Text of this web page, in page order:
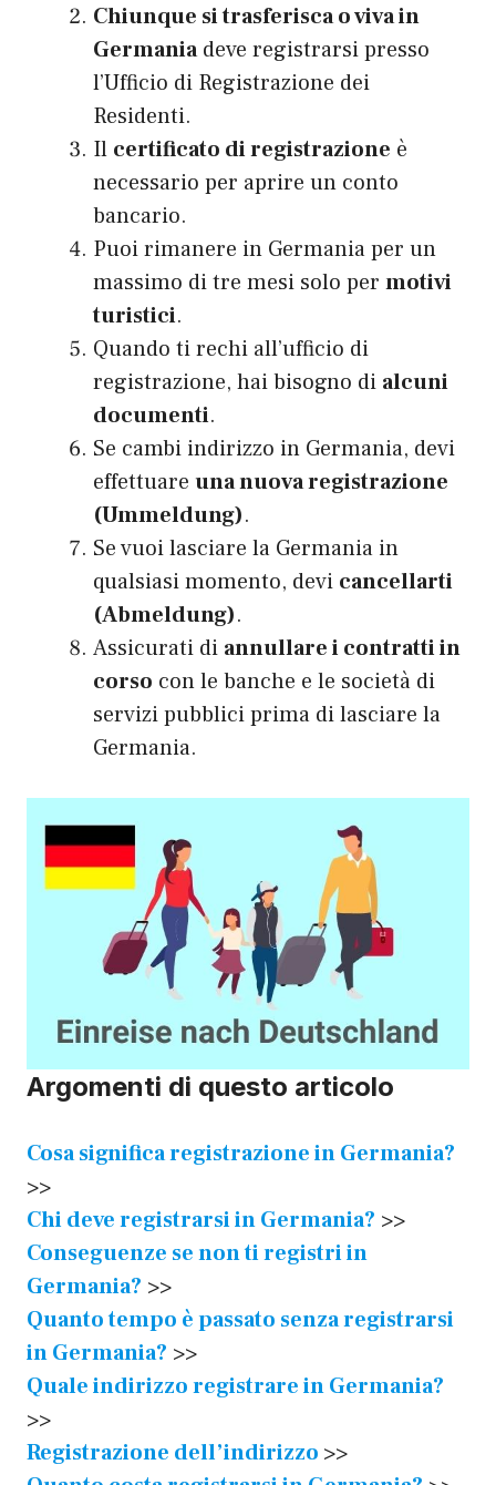
Chiunque si trasferisca o viva in
Germaniadeve registrarsi presso
l’Ufficio di Registrazione dei
Residenti.
Il certificato di registrazione è
necessario per aprire un conto
bancario.
Puoi rimanere in Germania per un
massimo di tre mesi solo per motivi
turistici.
Quando ti rechi all’ufficio di
registrazione, hai bisogno di alcuni
documenti.
Se cambi indirizzo in Germania, devi
effettuare una nuova registrazione
(Ummeldung).
Se vuoi lasciare la Germania in
qualsiasi momento, devi cancellarti
(Abmeldung).
Assicurati di annullare i contratti in
corso con le banche e le società di
servizi pubblici prima di lasciare la
Germania.
Argomenti di questo articolo
Cosa significa registrazione in Germania?
>>
Chi deve registrarsi in Germania? >>
Conseguenze se non ti registri in
Germania? >>
Quanto tempo è passato senza registrarsi
in Germania? >>
Quale indirizzo registrare in Germania?
>>
Registrazione dell’indirizzo >>